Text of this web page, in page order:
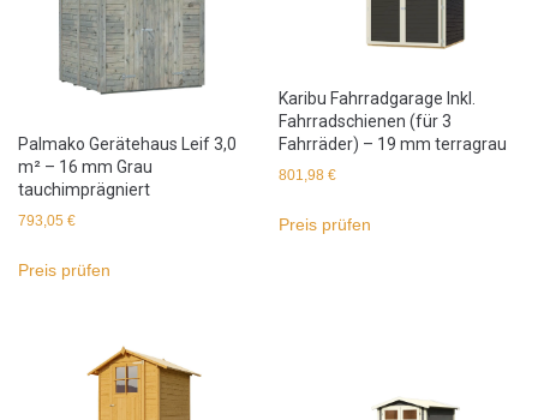
Palmako Gerätehaus Leif 3,0
m² – 16 mm Grau
tauchimprägniert
793,05 €
Preis prüfen
Karibu Fahrradgarage Inkl.
Fahrradschienen (für 3
Fahrräder) – 19 mm terragrau
801,98€
Preis prüfen